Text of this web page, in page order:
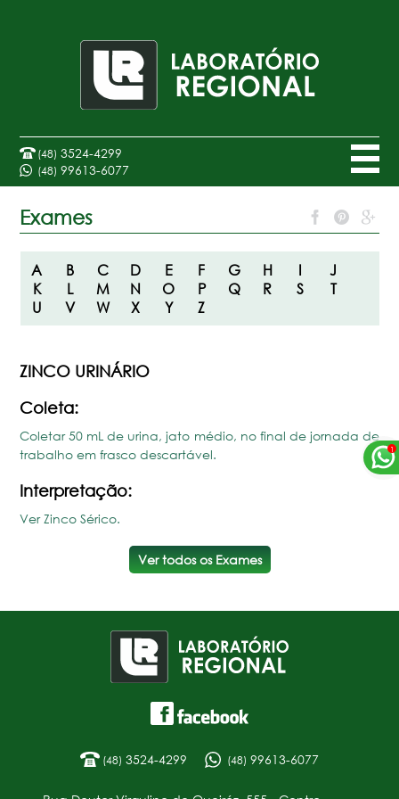
(48) 3524-4299
(48) 99613-6077
Exames
A B C D E F G H I
J
K
L M N O P Q R S
T
U
V W X Y Z
ZINCO URINÁRIO
Coleta:
Coletar 50 mL de urina, jato médio, no final de jornada de
trabalho em frasco descartável.
Interpretação:
Ver Zinco Sérico.
Ver todos os Exames
(48) 3524-4299 (48) 99613-6077